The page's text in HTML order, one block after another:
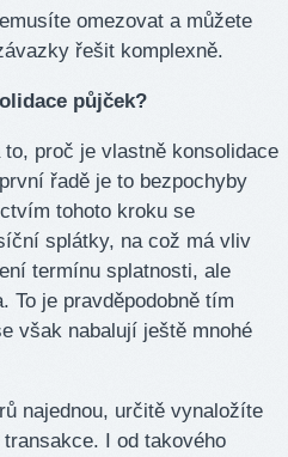
omezovat a můžete
řešit komplexně.
půjček?
proč je vlastně konsolidace
řadě je to bezpochyby
tohoto kroku se
splátky, na což má vliv
termínu splatnosti, ale
To je pravděpodobně tím
však nabalují ještě mnohé
najednou, určitě vynaložíte
I od takového